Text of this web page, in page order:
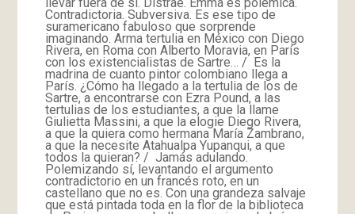
Contradictoria. Subversiva. Es ese tipo de
suramericano fabuloso que sorprende
imaginando. Arma tertulia en México con Diego
Rivera, en Roma con Alberto Moravia, en París
con los existencialistas de Sartre… / Es la
madrina de cuanto pintor colombiano llega a
París. ¿Cómo ha llegado a la tertulia de los de
Sartre, a encontrarse con Ezra Pound, a las
tertulias de los estudiantes, a que la llame
Giulietta Massini, a que la elogie Diego Rivera,
a que la quiera como hermana María Zambrano,
a que la necesite Atahualpa Yupanqui, a que
todos la quieran? / Jamás adulando.
Polemizando sí, levantando el argumento
contradictorio en un francés roto, en un
castellano que no es. Con una grandeza salvaje
que está pintada toda en la flor de la biblioteca